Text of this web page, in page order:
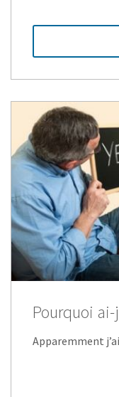
Pourquoi ai-
Apparemment